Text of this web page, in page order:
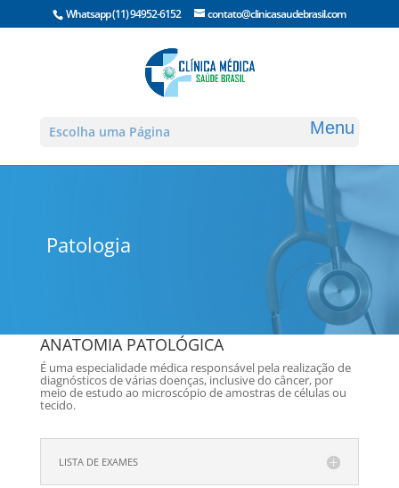
Whatsapp(11) 94952-6152 contato@clinicasaudebrasil.com
Escolha uma Página
Patologia
ANATOMIA PATOLÓGICA
É uma especialidade médica responsável pela realização de
diagnósticos de várias doenças, inclusive do câncer, por
meio de estudo ao microscópio de amostras de células ou
tecido.
LISTA DE EXAMES